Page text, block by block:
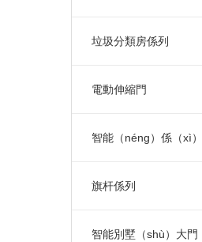
垃圾分類房係列
電動伸縮門
智能（néng）係（xì
旗杆係列
智能別墅（shù）大門